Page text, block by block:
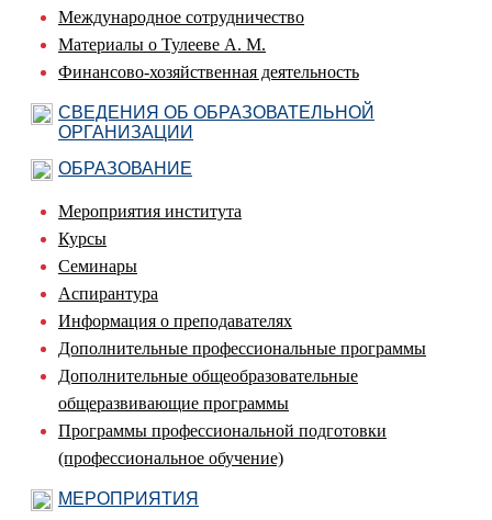
Международное сотрудничество
Материалы о Тулееве А. М.
Финансово-хозяйственная деятельность
СВЕДЕНИЯ ОБ ОБРАЗОВАТЕЛЬНОЙ
ОРГАНИЗАЦИИ
ОБРАЗОВАНИЕ
Мероприятия института
Курсы
Семинары
Аспирантура
Информация о преподавателях
Дополнительные профессиональные программы
Дополнительные общеобразовательные
общеразвивающие программы
Программы профессиональной подготовки
(профессиональное обучение)
МЕРОПРИЯТИЯ